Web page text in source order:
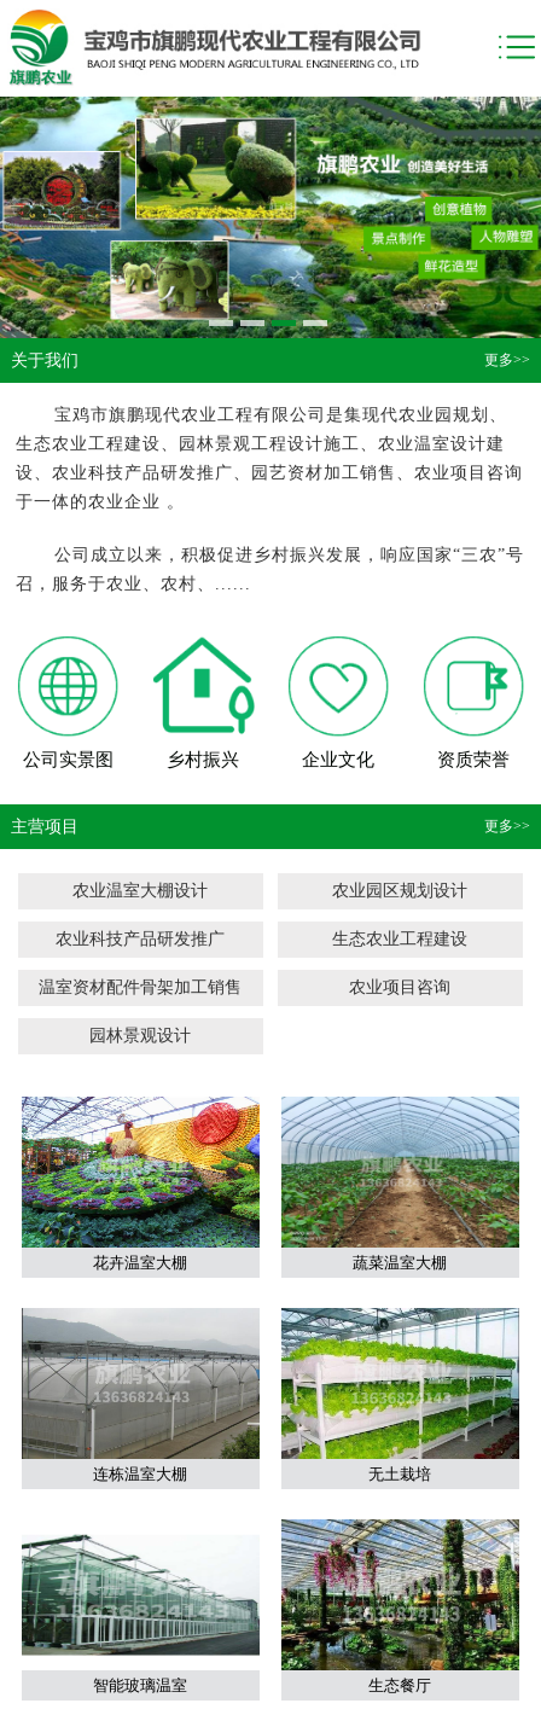
关于我们 更多>>
宝鸡市旗鹏现代农业工程有限公司是集现代农业园规划、
生态农业工程建设、园林景观工程设计施工、农业温室设计建
设、农业科技产品研发推广、园艺资材加工销售、农业项目咨询
于一体的农业企业 。
公司成立以来，积极促进乡村振兴发展，响应国家“三农”号
召，服务于农业、农村、......
公司实景图 乡村振兴 企业文化 资质荣誉
主营项目 更多>>
农业温室大棚设计 农业园区规划设计
农业科技产品研发推广 生态农业工程建设
温室资材配件骨架加工销售 农业项目咨询
园林景观设计
花卉温室大棚 蔬菜温室大棚
连栋温室大棚 无土栽培
智能玻璃温室 生态餐厅